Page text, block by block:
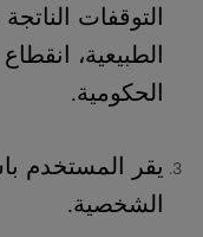
التوقفات
الطبيعية،
الحكومية.
يقر المستخدم
الشخصية.